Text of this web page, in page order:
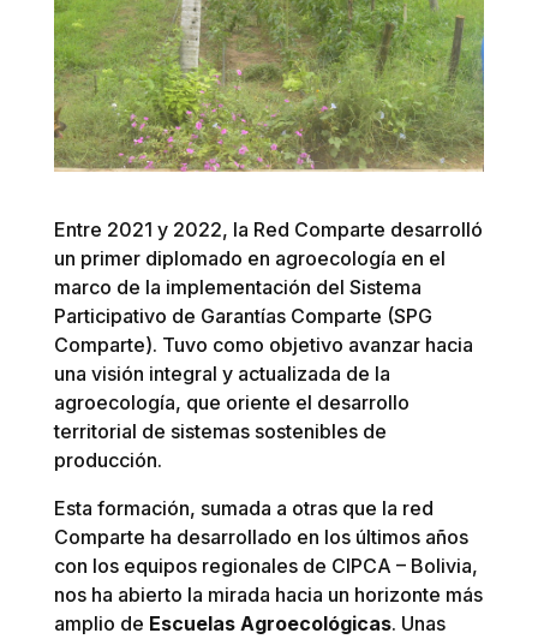
Entre 2021 y 2022, la Red Comparte desarrolló
un primer diplomado en agroecología en el
marco de la implementación del Sistema
Participativo de Garantías Comparte (SPG
Comparte). Tuvo como objetivo avanzar hacia
una visión integral y actualizada de la
agroecología, que oriente el desarrollo
territorial de sistemas sostenibles de
producción.
Esta formación, sumada a otras que la red
Comparte ha desarrollado en los últimos años
con los equipos regionales de CIPCA – Bolivia,
nos ha abierto la mirada hacia un horizonte más
amplio de Escuelas Agroecológicas. Unas